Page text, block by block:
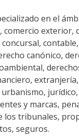
en el
comercio exterior,
canónico,
extranjería,
jurídico,
y marcas,
los tribunales,
seguros.